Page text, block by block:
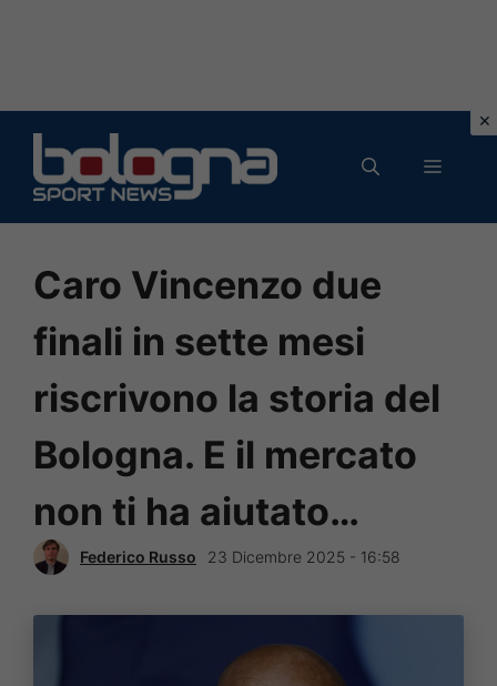
contenuto
MENU
Caro Vincenzo due
finali in sette mesi
riscrivono la storia del
Bologna. E il mercato
non ti ha aiutato…
Federico Russo 23 Dicembre 2025 - 16:58